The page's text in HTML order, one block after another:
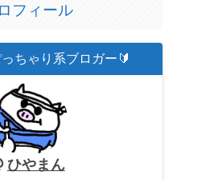
フィール
ちゃり系ブロガー🔰
ひやまん